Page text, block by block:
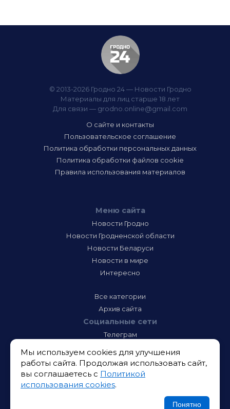
© 2013-2026 Гродно 24 — Новости Гродно
Материалы для лиц старше 18 лет
Для связи — grodno.online@gmail.com
О сайте и контакты
Пользовательское соглашение
Политика обработки персональных данных
Политика обработки файлов cookie
Правила использования материалов
Меню сайта
Новости Гродно
Новости Гродненской области
Новости Беларуси
Новости в мире
Интересно
Все категории
Архив сайта
Социальные сети
Телеграм
Инстаграм
Тик-Ток
Одноклассники
ВК
Мы используем cookies для улучшения
работы сайта. Продолжая использовать сайт,
вы соглашаетесь с Политикой
использования cookies.
Понятно